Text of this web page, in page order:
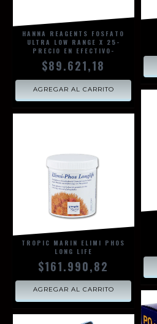
HANNA REAGENTS FOSFATO
ULTRA LOW RANGE X 25-
PRECIO EN EFECTIVO-
$89.621,18
TROPIC MARIN ELIMI PHOS
LONG LIFE
$161.990,82
AGREGAR AL CARRITO